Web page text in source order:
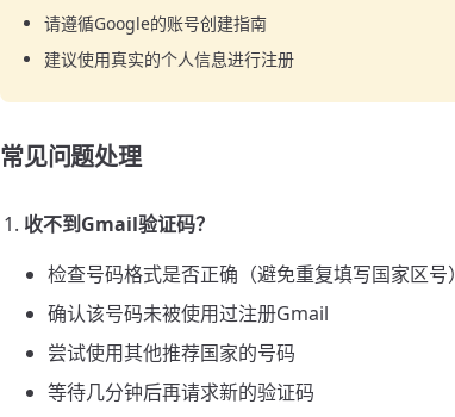
请遵循Google的账号创建指南
建议使用真实的个人信息进行注册
常见问题处理
收不到Gmail验证码？
检查号码格式是否正确（避免重复填写国家区号）
确认该号码未被使用过注册Gmail
尝试使用其他推荐国家的号码
等待几分钟后再请求新的验证码